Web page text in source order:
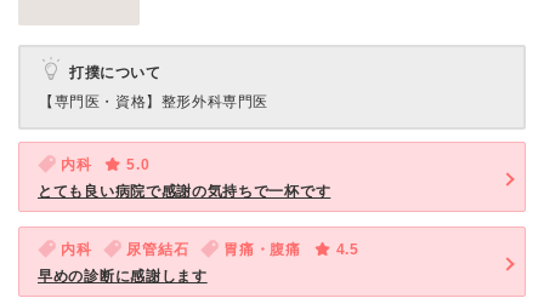
打撲について
【専門医・資格】 整形外科専門医
内科
5.0
とても良い病院で感謝の気持ちで一杯です
内科 尿管結石 胃痛・腹痛
4.5
早めの診断に感謝します